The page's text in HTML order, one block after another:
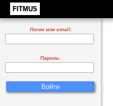
FITMUS
Логин или email:
Пароль: